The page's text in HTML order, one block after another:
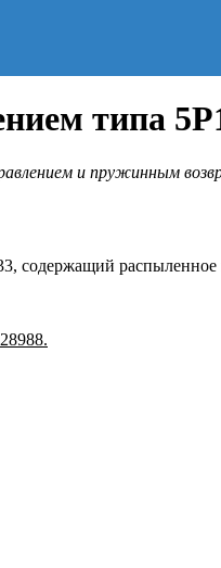
типа
и пружинным
распыленное